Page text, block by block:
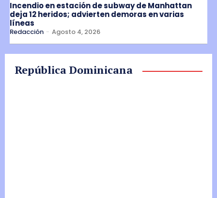
Incendio en estación de subway de Manhattan
deja 12 heridos; advierten demoras en varias
líneas
Redacción - Agosto 4, 2026
República Dominicana